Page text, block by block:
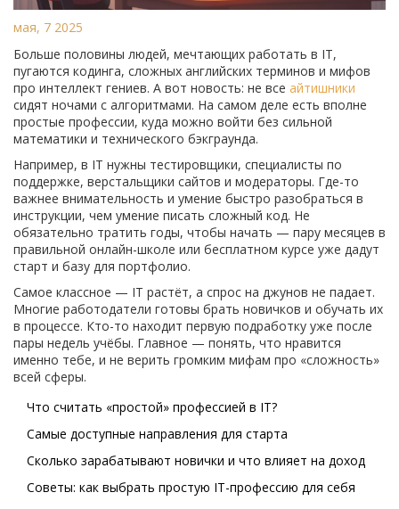
мая, 7 2025
Больше половины людей, мечтающих работать в IT,
пугаются кодинга, сложных английских терминов и мифов
про интеллект гениев. А вот новость: не все айтишники
сидят ночами с алгоритмами. На самом деле есть вполне
простые профессии, куда можно войти без сильной
математики и технического бэкграунда.
Например, в IT нужны тестировщики, специалисты по
поддержке, верстальщики сайтов и модераторы. Где-то
важнее внимательность и умение быстро разобраться в
инструкции, чем умение писать сложный код. Не
обязательно тратить годы, чтобы начать — пару месяцев в
правильной онлайн-школе или бесплатном курсе уже дадут
старт и базу для портфолио.
Самое классное — IT растёт, а спрос на джунов не падает.
Многие работодатели готовы брать новичков и обучать их
в процессе. Кто-то находит первую подработку уже после
пары недель учёбы. Главное — понять, что нравится
именно тебе, и не верить громким мифам про «сложность»
всей сферы.
Что считать «простой» профессией в IT?
Самые доступные направления для старта
Сколько зарабатывают новички и что влияет на доход
Советы: как выбрать простую IT-профессию для себя